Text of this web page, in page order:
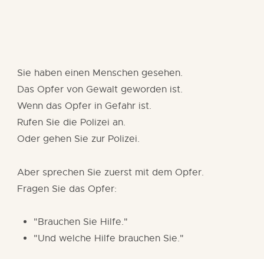
Sie haben einen Menschen gesehen.
Das Opfer von Gewalt geworden ist.
Wenn das Opfer in Gefahr ist.
Rufen Sie die Polizei an.
Oder gehen Sie zur Polizei.
Aber sprechen Sie zuerst mit dem Opfer.
Fragen Sie das Opfer:
"Brauchen Sie Hilfe."
"Und welche Hilfe brauchen Sie."